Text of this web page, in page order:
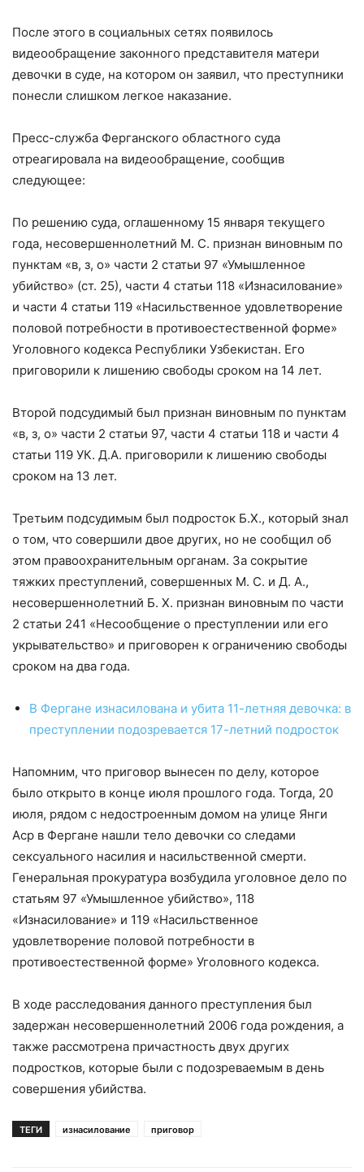
После этого в социальных сетях появилось
видеообращение законного представителя матери
девочки в суде, на котором он заявил, что преступники
понесли слишком легкое наказание.
Пресс-служба Ферганского областного суда
отреагировала на видеообращение, сообщив
следующее:
По решению суда, оглашенному 15 января текущего
года, несовершеннолетний М. С. признан виновным по
пунктам «в, з, о» части 2 статьи 97 «Умышленное
убийство» (ст. 25), части 4 статьи 118 «Изнасилование»
и части 4 статьи 119 «Насильственное удовлетворение
половой потребности в противоестественной форме»
Уголовного кодекса Республики Узбекистан. Его
приговорили к лишению свободы сроком на 14 лет.
Второй подсудимый был признан виновным по пунктам
«в, з, о» части 2 статьи 97, части 4 статьи 118 и части 4
статьи 119 УК. Д.А. приговорили к лишению свободы
сроком на 13 лет.
Третьим подсудимым был подросток Б.Х., который знал
о том, что совершили двое других, но не сообщил об
этом правоохранительным органам. За сокрытие
тяжких преступлений, совершенных М. С. и Д. А.,
несовершеннолетний Б. Х. признан виновным по части
2 статьи 241 «Несообщение о преступлении или его
укрывательство» и приговорен к ограничению свободы
сроком на два года.
В Фергане изнасилована и убита 11-летняя девочка: в
преступлении подозревается 17-летний подросток
Напомним, что приговор вынесен по делу, которое
было открыто в конце июля прошлого года. Тогда, 20
июля, рядом с недостроенным домом на улице Янги
Аср в Фергане нашли тело девочки со следами
сексуального насилия и насильственной смерти.
Генеральная прокуратура возбудила уголовное дело по
статьям 97 «Умышленное убийство», 118
«Изнасилование» и 119 «Насильственное
удовлетворение половой потребности в
противоестественной форме» Уголовного кодекса.
В ходе расследования данного преступления был
задержан несовершеннолетний 2006 года рождения, а
также рассмотрена причастность двух других
подростков, которые были с подозреваемым в день
совершения убийства.
ТЕГИ изнасилование приговор